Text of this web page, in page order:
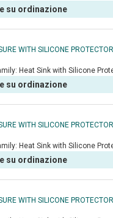
su ordinazione
WITH SILICONE PROTECTOR
Heat Sink with Silicone
su ordinazione
WITH SILICONE PROTECTOR
Heat Sink with Silicone
su ordinazione
WITH SILICONE PROTECTOR